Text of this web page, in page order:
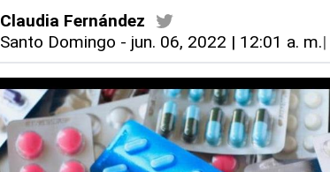
Claudia Fernández
Santo Domingo - jun. 06, 2022 | 12:01 a. m.|